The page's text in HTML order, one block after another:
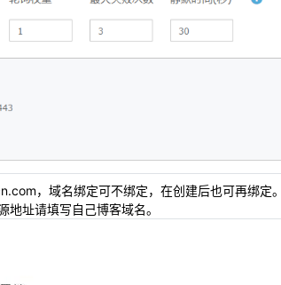
，域名绑定可不绑定，在创建后也可再绑定
址请填写自己博客域名。